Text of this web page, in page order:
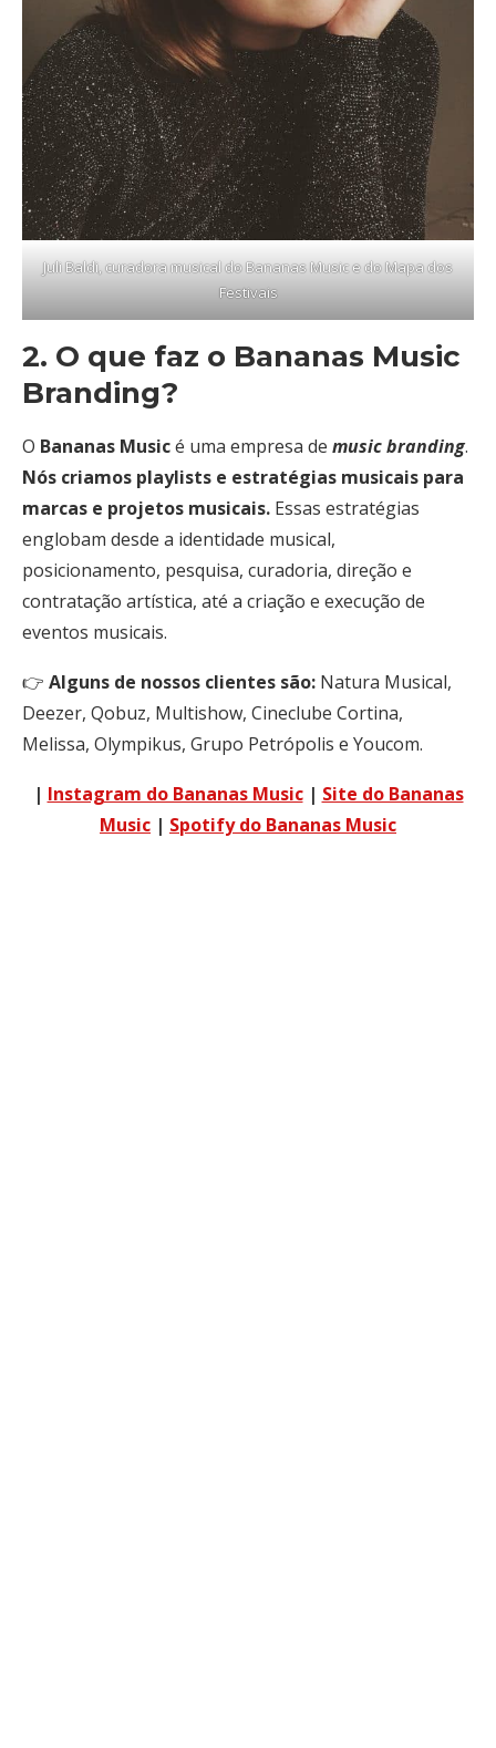
Juli Baldi, curadora musical do Bananas Music e do Mapa dos
Festivais
2. O que faz o Bananas Music
Branding?
O Bananas Musicé uma empresa de musicbranding.
Nós criamos playlists e estratégias musicais para
marcas e projetos musicais. Essas estratégias
englobam desde a identidade musical,
posicionamento, pesquisa, curadoria, direção e
contratação artística, até a criação e execução de
eventos musicais.
👉 Alguns de nossos clientes são: Natura Musical,
Deezer, Qobuz, Multishow, Cineclube Cortina,
Melissa, Olympikus, Grupo Petrópolis e Youcom.
| Instagram do Bananas Music | Site do Bananas
Music | Spotify do Bananas Music